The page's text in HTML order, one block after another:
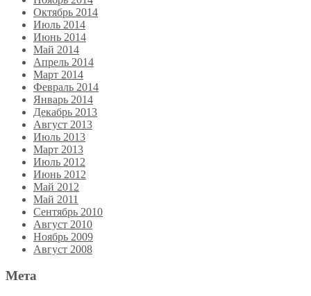
Октябрь 2014
Июль 2014
Июнь 2014
Май 2014
Апрель 2014
Март 2014
Февраль 2014
Январь 2014
Декабрь 2013
Август 2013
Июль 2013
Март 2013
Июль 2012
Июнь 2012
Май 2012
Май 2011
Сентябрь 2010
Август 2010
Ноябрь 2009
Август 2008
Мета